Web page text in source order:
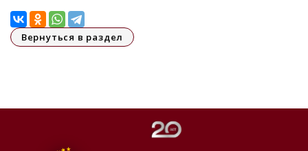
Вернуться в раздел